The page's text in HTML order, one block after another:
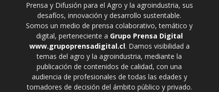
Prensa y Difusión para el Agro y la agroindustria, sus
desafíos, innovación y desarrollo sustentable.
Somos un medio de prensa colaborativo, temático y
digital, perteneciente a Grupo Prensa Digital
www.grupoprensadigital.cl. Damos visibilidad a
temas del agro y la agroindustria, mediante la
publicación de contenidos de calidad, con una
audiencia de profesionales de todas las edades y
tomadores de decisión del ámbito público y privado.